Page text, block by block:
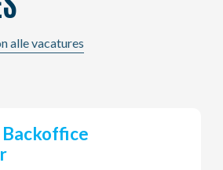
alle vacatures
Potential Planner